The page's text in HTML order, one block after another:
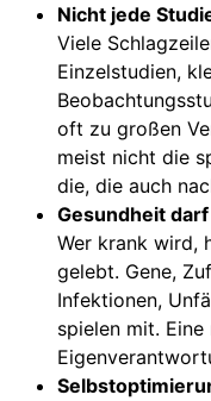
Nicht jede
Viele
Einzelstudien,
oft zu großen
meist nicht die
die, die auch
Gesundheit
Wer krank wird,
gelebt. Gene,
Infektionen,
spielen mit.